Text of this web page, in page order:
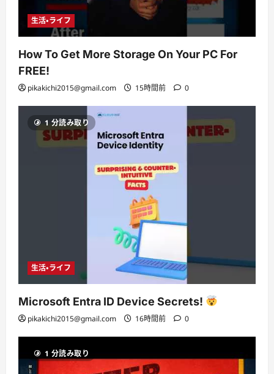
生活・ライフ
How To Get More Storage On Your PC For
FREE!
pikakichi2015@gmail.com 15時間前 0
1 分読み取り
生活・ライフ
Microsoft Entra ID Device Secrets!
pikakichi2015@gmail.com 16時間前 0
1 分読み取り